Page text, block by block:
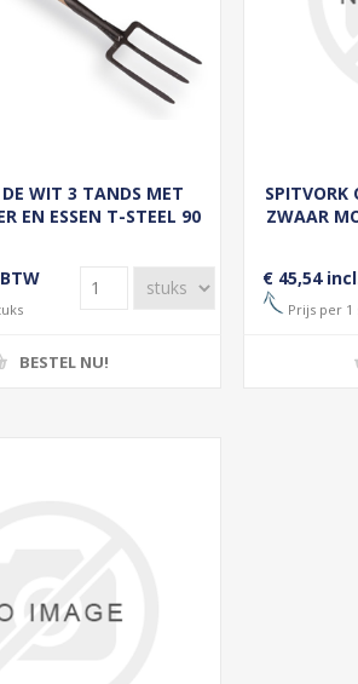
DE WIT 3 TANDS MET
EN ESSEN T-STEEL 90
BESTEL NU!
SPITVORK
ZWAAR
€ 45,54
Prijs per 1